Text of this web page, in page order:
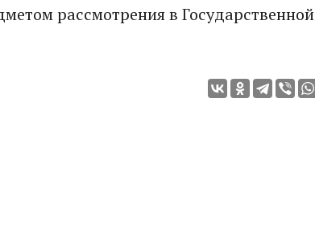
рассмотрения в Государственной